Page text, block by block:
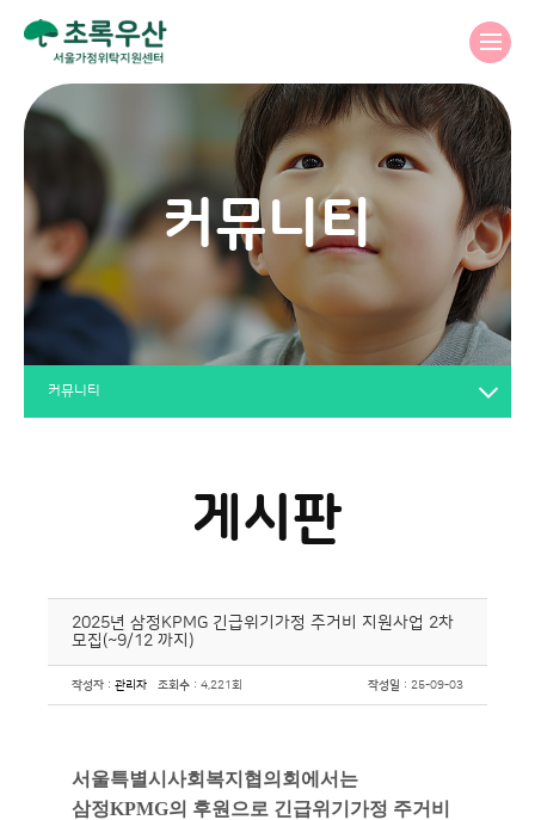
커뮤니티
커뮤니티
게시판
2025년 삼정KPMG 긴급위기가정 주거비 지원사업 2차
모집(~9/12 까지)
작성자 : 관리자 조회수 : 4,221회 작성일 : 25-09-03
서울특별시사회복지협의회에서는
삼정KPMG의 후원으로 긴급위기가정 주거비